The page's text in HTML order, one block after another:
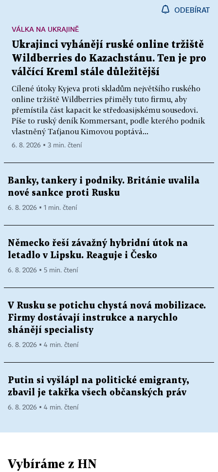
ODEBÍRAT
Ukrajinci vyhánějí ruské online tržiště
Wildberries do Kazachstánu. Ten je pro
válčící Kreml stále důležitější
Cílené útoky Kyjeva proti skladům největšího ruského
online tržiště Wildberries přiměly tuto firmu, aby
přemístila část kapacit ke středoasijskému sousedovi.
Píše to ruský deník Kommersant, podle kterého podnik
vlastněný Taťjanou Kimovou poptává...
VÁLKA NA UKRAJINĚ
6. 8. 2026 ▪ 3 min. čtení
Banky, tankery i podniky. Británie uvalila
nové sankce proti Rusku
6. 8. 2026 ▪ 1 min. čtení
Německo řeší závažný hybridní útok na
letadlo v Lipsku. Reaguje i Česko
6. 8. 2026 ▪ 5 min. čtení
V Rusku se potichu chystá nová mobilizace.
Firmy dostávají instrukce a narychlo
shánějí specialisty
6. 8. 2026 ▪ 4 min. čtení
Putin si vyšlápl na politické emigranty,
zbavil je takřka všech občanských práv
6. 8. 2026 ▪ 4 min. čtení
Vybíráme z HN